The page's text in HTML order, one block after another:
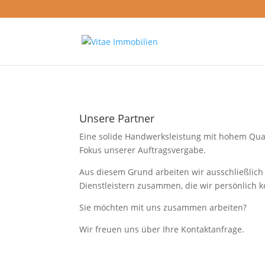
Unsere Partner
Eine solide Handwerksleistung mit hohem
Fokus unserer Auftragsvergabe.
Aus diesem Grund arbeiten wir
Dienstleistern zusammen, die wir persönlich
Sie möchten mit uns zusammen arbeiten?
Wir freuen uns über Ihre Kontaktanfrage.